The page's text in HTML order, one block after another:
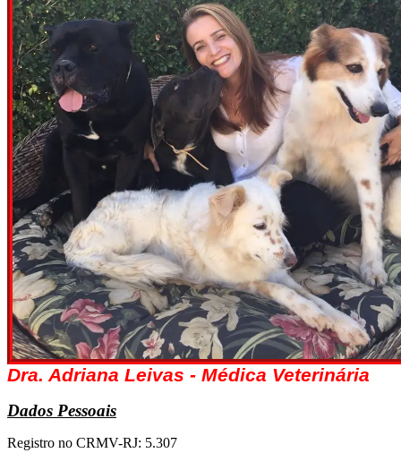
Dra. Adriana Leivas - Médica Veterinária
Dados Pessoais
Registro no CRMV-RJ: 5.307